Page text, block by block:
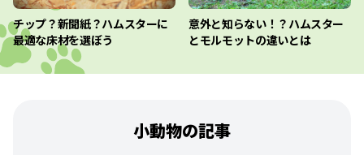
チップ？新聞紙？ハムスターに
最適な床材を選ぼう
意外と知らない！？ハムスター
とモルモットの違いとは
小動物の記事